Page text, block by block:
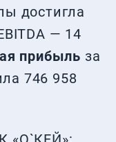
достигла
— 14
прибыль за
746 958